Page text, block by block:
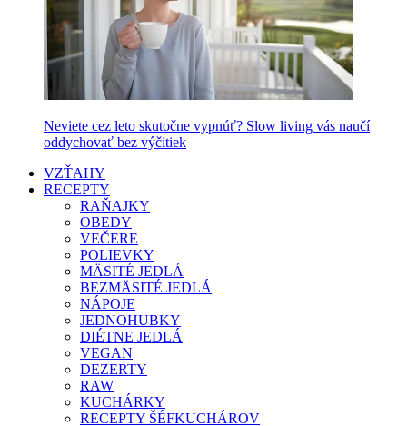
Neviete cez leto skutočne vypnúť? Slow living vás naučí
oddychovať bez výčitiek
VZŤAHY
RECEPTY
RAŇAJKY
OBEDY
VEČERE
POLIEVKY
MÄSITÉ JEDLÁ
BEZMÄSITÉ JEDLÁ
NÁPOJE
JEDNOHUBKY
DIÉTNE JEDLÁ
VEGAN
DEZERTY
RAW
KUCHÁRKY
RECEPTY ŠÉFKUCHÁROV